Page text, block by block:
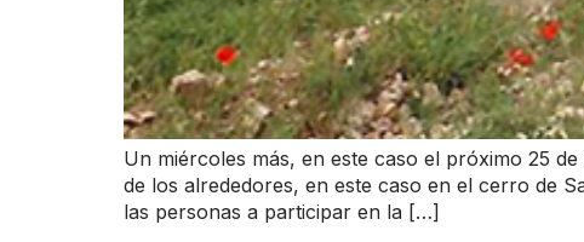
Un miércoles más, en este caso el próximo 25
de los alrededores, en este caso en el cerro de
las personas a participar en la […]